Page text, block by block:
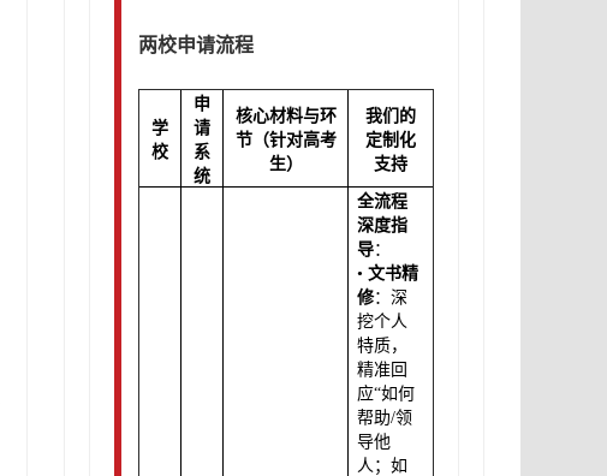
两校申请流程
学
校
申
请
系
统
核心材料与环
节（针对高考
生）
我们的
定制化
支持
全流程
深度指
导：
•文书精
修：深
挖个人
特质，
精准回
应“如何
帮助/领
导他
人；如